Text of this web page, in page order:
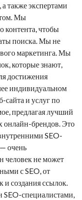
также экспертами
Мы
контента, чтобы
поиска. Мы не
маркетинга. Мы
которые знают,
достижения
индивидуальном
сайта и услуг по
предлагая лучший
онлайн-брендов. Это
SEO-
очень
человек не может
с SEO, от
и создания ссылок.
SEO-специалистами,